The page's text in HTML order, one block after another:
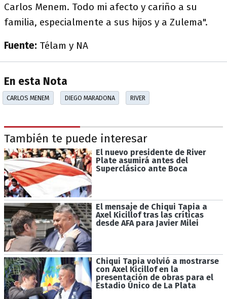
Carlos Menem. Todo mi afecto y cariño a su
familia, especialmente a sus hijos y a Zulema".
Fuente: Télam y NA
En esta Nota
CARLOS MENEM DIEGO MARADONA RIVER
También te puede interesar
El nuevo presidente de River
Plate asumirá antes del
Superclásico ante Boca
El mensaje de Chiqui Tapia a
Axel Kicillof tras las críticas
desde AFA para Javier Milei
Chiqui Tapia volvió a mostrarse
con Axel Kicillof en la
presentación de obras para el
Estadio Único de La Plata